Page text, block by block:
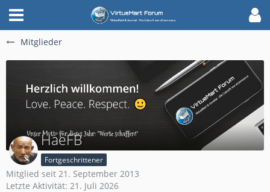
Mitglieder
HaeFB
Fortgeschrittener
Mitglied seit 21. September 2013
Letzte Aktivität: 21. Juli 2026